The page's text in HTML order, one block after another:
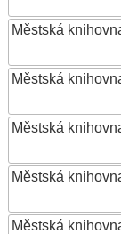
Městská
Městská
Městská
Městská
Městská